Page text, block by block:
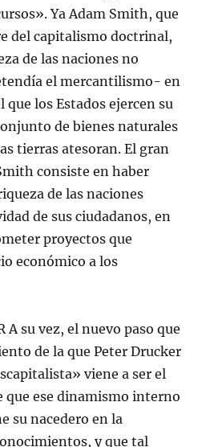
Ya Adam Smith, que
del capitalismo doctrinal,
de las naciones no
el mercantilismo- en
los Estados ejercen su
de bienes naturales
tierras atesoran. El gran
consiste en haber
de las naciones
de sus ciudadanos, en
proyectos que
económico a los
A su vez, el nuevo paso que
de la que Peter Drucker
viene a ser el
que ese dinamismo interno
su nacedero en la
y que tal